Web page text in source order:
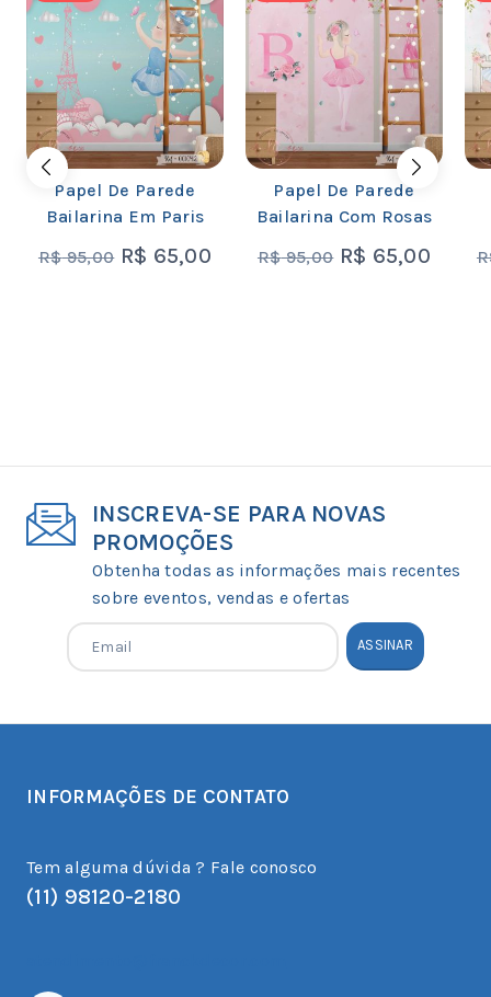
Papel De Parede
Bailarina Em Paris
R$95,00 R$ 65,00
Papel De Parede
Bailarina Com Rosas
R$95,00 R$ 65,00
INSCREVA-SE PARA NOVAS
PROMOÇÕES
Obtenha todas as informações mais recentes
sobre eventos, vendas e ofertas
INFORMAÇÕES DE CONTATO
Tem alguma dúvida ? Fale conosco
(11) 98120-2180